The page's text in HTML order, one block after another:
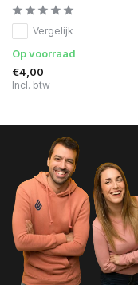
Vergelijk
Op voorraad
€4,00
Incl. btw